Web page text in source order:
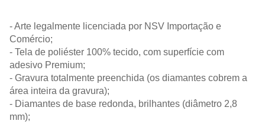
- Arte legalmente licenciada por NSV Importação e
Comércio;
- Tela de poliéster 100% tecido, com superfície com
adesivo Premium;
- Gravura totalmente preenchida (os diamantes cobrem a
área inteira da gravura);
- Diamantes de base redonda, brilhantes (diâmetro 2,8
mm);